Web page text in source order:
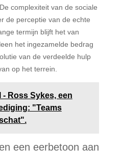
complexiteit van de sociale
de perceptie van de echte
termijn blijft het van
het ingezamelde bedrag
van de verdeelde hulp
op het terrein.
- Ross Sykes, een
"Teams
een eerbetoon aan